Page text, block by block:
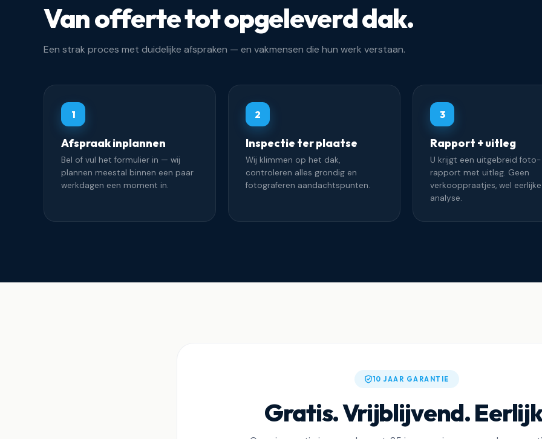
Van offerte tot opgeleverd dak.
Een strak proces met duidelijke afspraken — en vakmensen die hun werk verstaan.
1
Afspraak inplannen
Bel of vul het formulier in — wij
plannen meestal binnen een paar
werkdagen een moment in.
2
Inspectie ter plaatse
Wij klimmen op het dak,
controleren alles grondig en
fotograferen aandachtspunten.
3
Rapport + uitleg
U krijgt een uitgebreid foto-
rapport met uitleg. Geen
verkooppraatjes, wel eerlijke
analyse.
10 JAAR GARANTIE
Gratis. Vrijblijvend.